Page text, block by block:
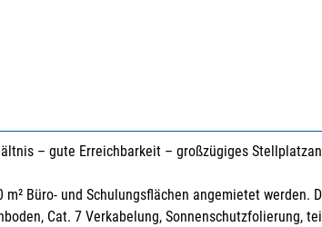
– gute Erreichbarkeit – großzügiges
Büro- und Schulungsflächen angemietet
Cat. 7 Verkabelung, Sonnenschutzfolierung,